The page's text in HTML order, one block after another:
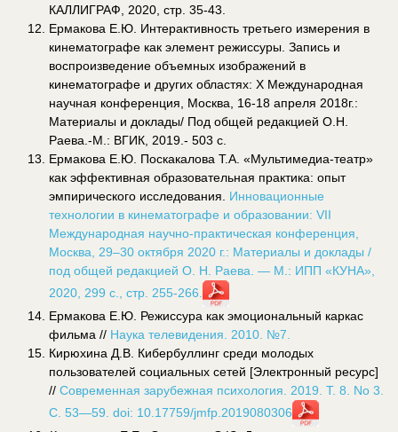
КАЛЛИГРАФ, 2020, cтр. 35-43.
Ермакова Е.Ю. Интерактивность третьего измерения в
кинематографе как элемент режиссуры. Запись и
воспроизведение объемных изображений в
кинематографе и других областях: X Международная
научная конференция, Москва, 16-18 апреля 2018г.:
Материалы и доклады/ Под общей редакцией О.Н.
Раева.-М.: ВГИК, 2019.- 503 с.
Ермакова Е.Ю. Поскакалова Т.А. «Мультимедиа-театр»
как эффективная образовательная практика: опыт
эмпирического исследования. Инновационные
технологии в кинематографе и образовании: VII
Международная научно-практическая конференция,
Москва, 29–30 октября 2020 г.: Материалы и доклады /
под общей редакцией О. Н. Раева. — М.: ИПП «КУНА»,
2020, 299 с., стр. 255-266.
Ермакова Е.Ю. Режиссура как эмоциональный каркас
фильма // Наука телевидения. 2010. №7.
Кирюхина Д.В. Кибербуллинг среди молодых
пользователей социальных сетей [Электронный ресурс]
// Современная зарубежная психология. 2019. Т. 8. No 3.
С. 53—59. doi: 10.17759/jmfp.2019080306